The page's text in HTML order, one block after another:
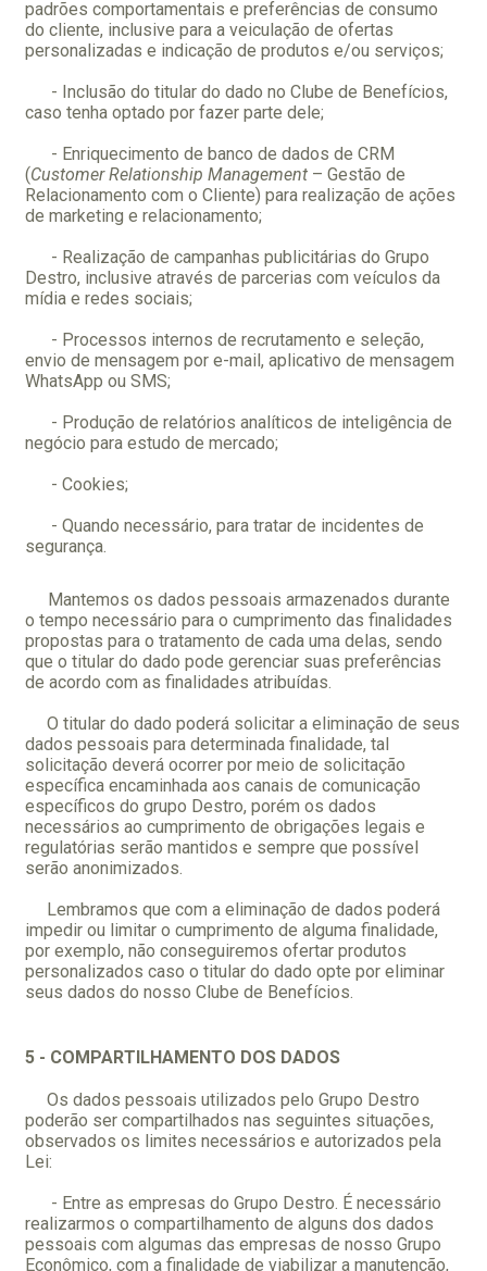
padrões comportamentais e preferências de consumo
do cliente, inclusive para a veiculação de ofertas
personalizadas e indicação de produtos e/ou serviços;
- Inclusão do titular do dado no Clube de Benefícios,
caso tenha optado por fazer parte dele;
- Enriquecimento de banco de dados de CRM
(Customer Relationship Management – Gestão de
Relacionamento com o Cliente) para realização de ações
de marketing e relacionamento;
- Realização de campanhas publicitárias do Grupo
Destro, inclusive através de parcerias com veículos da
mídia e redes sociais;
- Processos internos de recrutamento e seleção,
envio de mensagem por e-mail, aplicativo de mensagem
WhatsApp ou SMS;
- Produção de relatórios analíticos de inteligência de
negócio para estudo de mercado;
- Cookies;
- Quando necessário, para tratar de incidentes de
segurança.
Mantemos os dados pessoais armazenados durante
o tempo necessário para o cumprimento das finalidades
propostas para o tratamento de cada uma delas, sendo
que o titular do dado pode gerenciar suas preferências
de acordo com as finalidades atribuídas.
O titular do dado poderá solicitar a eliminação de seus
dados pessoais para determinada finalidade, tal
solicitação deverá ocorrer por meio de solicitação
específica encaminhada aos canais de comunicação
específicos do grupo Destro, porém os dados
necessários ao cumprimento de obrigações legais e
regulatórias serão mantidos e sempre que possível
serão anonimizados.
Lembramos que com a eliminação de dados poderá
impedir ou limitar o cumprimento de alguma finalidade,
por exemplo, não conseguiremos ofertar produtos
personalizados caso o titular do dado opte por eliminar
seus dados do nosso Clube de Benefícios.
5 - COMPARTILHAMENTO DOS DADOS
Os dados pessoais utilizados pelo Grupo Destro
poderão ser compartilhados nas seguintes situações,
observados os limites necessários e autorizados pela
Lei:
- Entre as empresas do Grupo Destro. É necessário
realizarmos o compartilhamento de alguns dos dados
pessoais com algumas das empresas de nosso Grupo
Econômico, com a finalidade de viabilizar a manutenção,